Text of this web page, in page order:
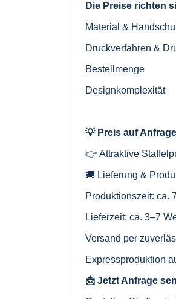
Die Preise richten
Material &
Druckverfahren &
Bestellmenge
Designkomplexität
💡 Preis auf
👉 Attraktive
🚚 Lieferung &
Produktionszeit: ca.
Lieferzeit: ca. 3–7
Versand per
Expressproduktion
📩 Jetzt Anfrage